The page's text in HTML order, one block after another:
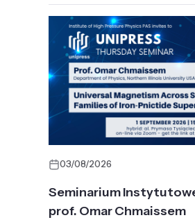
03/08/2026
Seminarium
prof. Omar Chmaissem